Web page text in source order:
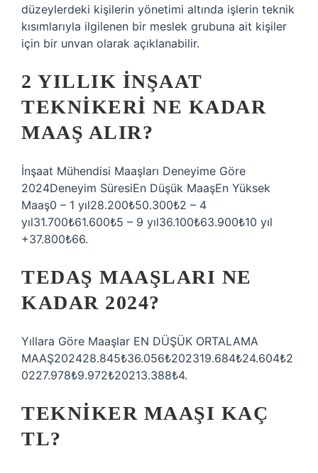
düzeylerdeki kişilerin yönetimi altında işlerin teknik
kısımlarıyla ilgilenen bir meslek grubuna ait kişiler
için bir unvan olarak açıklanabilir.
2 YILLIK INŞAAT
TEKNIKERI NE KADAR
MAAŞ ALIR?
İnşaat Mühendisi Maaşları Deneyime Göre
2024Deneyim SüresiEn Düşük MaaşEn Yüksek
Maaş0 – 1 yıl28.200₺50.300₺2 – 4
yıl31.700₺61.600₺5 – 9 yıl36.100₺63.900₺10 yıl
+37.800₺66.
TEDAŞ MAAŞLARI NE
KADAR 2024?
Yıllara Göre Maaşlar EN DÜŞÜK ORTALAMA
MAAŞ202428.845₺36.056₺202319.684₺24.604₺2
0227.978₺9.972₺20213.388₺4.
TEKNIKER MAAŞI KAÇ
TL?